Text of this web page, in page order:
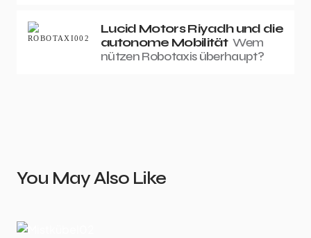
Lucid Motors Riyadh und die
autonome Mobilität Wem
nützen Robotaxis überhaupt?
You May Also Like